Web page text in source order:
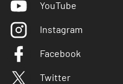
YouTube
Instagram
Facebook
Twitter